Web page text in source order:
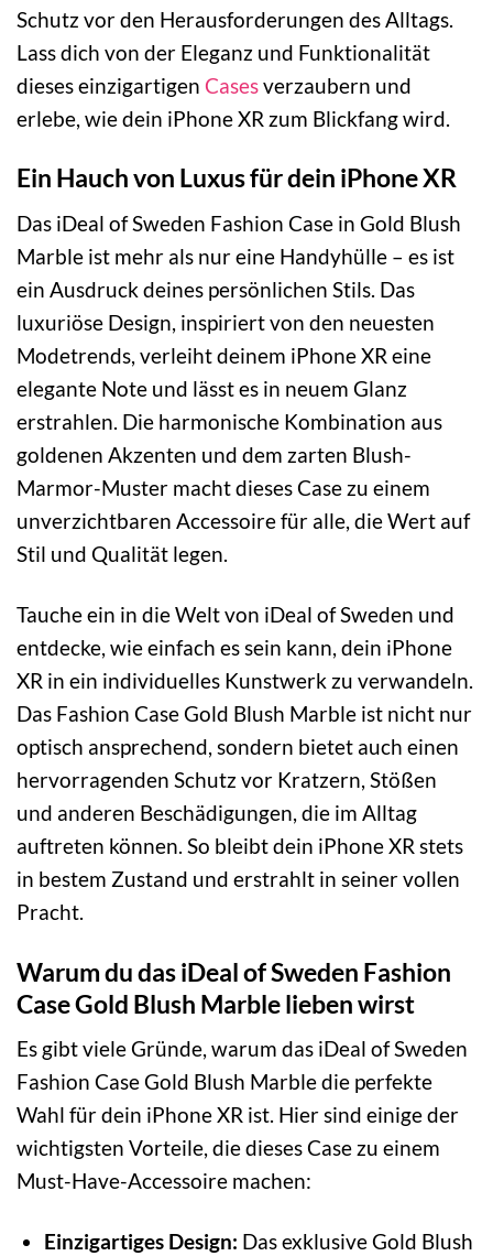
Schutz vor den Herausforderungen des Alltags.
Lass dich von der Eleganz und Funktionalität
dieses einzigartigen Casesverzaubern und
erlebe, wie dein iPhone XR zum Blickfang wird.
Ein Hauch von Luxus für dein iPhone XR
Das iDeal of Sweden Fashion Case in Gold Blush
Marble ist mehr als nur eine Handyhülle – es ist
ein Ausdruck deines persönlichen Stils. Das
luxuriöse Design, inspiriert von den neuesten
Modetrends, verleiht deinem iPhone XR eine
elegante Note und lässt es in neuem Glanz
erstrahlen. Die harmonische Kombination aus
goldenen Akzenten und dem zarten Blush-
Marmor-Muster macht dieses Case zu einem
unverzichtbaren Accessoire für alle, die Wert auf
Stil und Qualität legen.
Tauche ein in die Welt von iDeal of Sweden und
entdecke, wie einfach es sein kann, dein iPhone
XR in ein individuelles Kunstwerk zu verwandeln.
Das Fashion Case Gold Blush Marble ist nicht nur
optisch ansprechend, sondern bietet auch einen
hervorragenden Schutz vor Kratzern, Stößen
und anderen Beschädigungen, die im Alltag
auftreten können. So bleibt dein iPhone XR stets
in bestem Zustand und erstrahlt in seiner vollen
Pracht.
Warum du das iDeal of Sweden Fashion
Case Gold Blush Marble lieben wirst
Es gibt viele Gründe, warum das iDeal of Sweden
Fashion Case Gold Blush Marble die perfekte
Wahl für dein iPhone XR ist. Hier sind einige der
wichtigsten Vorteile, die dieses Case zu einem
Must-Have-Accessoire machen:
Einzigartiges Design: Das exklusive Gold Blush